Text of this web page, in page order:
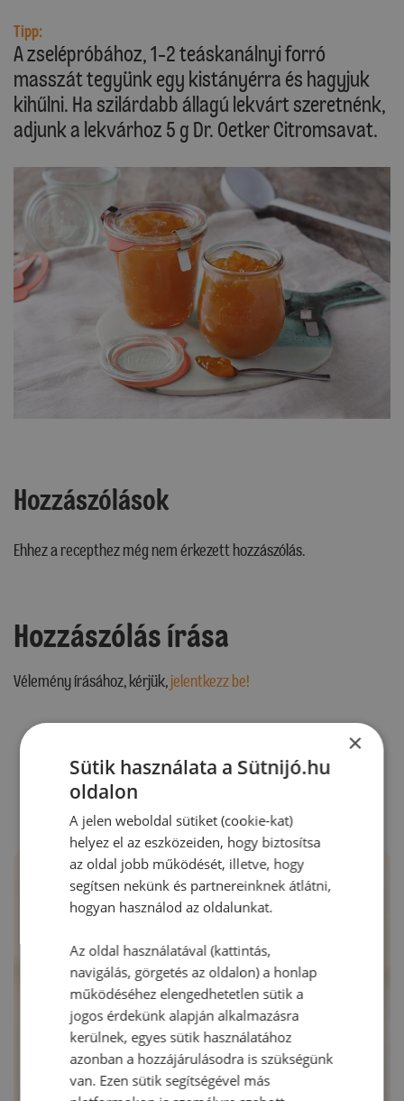
Tipp:
A zselépróbához, 1-2 teáskanálnyi forró
masszát tegyünk egy kistányérra és hagyjuk
kihűlni. Ha szilárdabb állagú lekvárt szeretnénk,
adjunk a lekvárhoz 5 g Dr. Oetker Citromsavat.
Hozzászólások
Ehhez a recepthez még nem érkezett hozzászólás.
Hozzászólás írása
Vélemény írásához, kérjük,jelentkezz be!
RECEPTAJÁNLÓ
×
Sütik használata a Sütnijó.hu
oldalon
A jelen weboldal sütiket (cookie-kat)
helyez el az eszközeiden, hogy biztosítsa
az oldal jobb működését, illetve, hogy
segítsen nekünk és partnereinknek átlátni,
hogyan használod az oldalunkat.
Az oldal használatával (kattintás,
navigálás, görgetés az oldalon) a honlap
működéséhez elengedhetetlen sütik a
jogos érdekünk alapján alkalmazásra
kerülnek, egyes sütik használatához
azonban a hozzájárulásodra is szükségünk
van. Ezen sütik segítségével más